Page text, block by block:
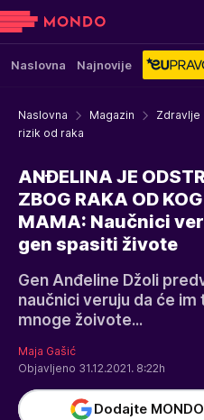
Naslovna Najnovije
Naslovna Magazin Zdravlje
rizik od raka
ANĐELINA JE
ZBOG RAKA OD
MAMA: Naučnici
gen spasiti živote
Gen Anđeline Džoli
naučnici veruju da će
mnoge žoivote...
Maja Gašić
Objavljeno 31.12.2021. 8:22h
Dodajte